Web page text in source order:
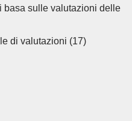
basa sulle valutazioni delle
di valutazioni (17)